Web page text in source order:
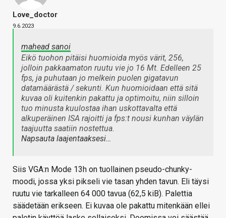
Love_doctor
9.6.2023
mahead sanoi
Eikö tuohon pitäisi huomioida myös värit, 256,
jolloin pakkaamaton ruutu vie jo 16 Mt. Edelleen 25
fps, ja puhutaan jo melkein puolen gigatavun
datamäärästä / sekunti. Kun huomioidaan että sitä
kuvaa oli kuitenkin pakattu ja optimoitu, niin silloin
tuo minusta kuulostaa ihan uskottavalta että
alkuperäinen ISA rajoitti ja fps:t nousi kunhan väylän
taajuutta saatiin nostettua.
Napsauta laajentaaksesi…
Siis VGA:n Mode 13h on tuollainen pseudo-chunky-
moodi, jossa yksi pikseli vie tasan yhden tavun. Eli täysi
ruutu vie tarkalleen 64 000 tavua (62,5 kiB). Palettia
säädetään erikseen. Ei kuvaa ole pakattu mitenkään ellei